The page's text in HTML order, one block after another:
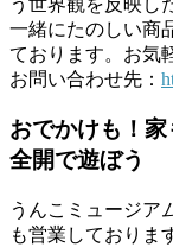
一緒にたのしい商
ております。お気
お問い合わせ先：
おでかけも！
全開で遊ぼう
うんこミュージア
も営業しておりま